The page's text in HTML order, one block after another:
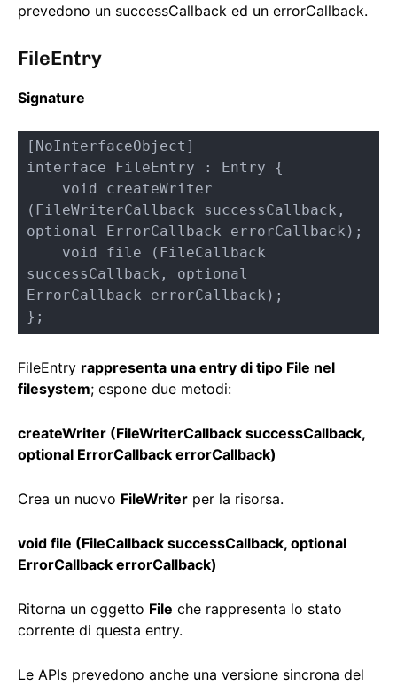
prevedono un successCallback ed un errorCallback.
FileEntry
Signature
[NoInterfaceObject]
interface FileEntry : Entry {
(FileWriterCallback successCallback,
optional ErrorCallback errorCallback);
successCallback, optional
ErrorCallback errorCallback);
};
FileEntry rappresenta una entry di tipo File nel
filesystem; espone due metodi:
createWriter (FileWriterCallback successCallback,
optional ErrorCallback errorCallback)
Crea un nuovo FileWriter per la risorsa.
void file (FileCallback successCallback, optional
ErrorCallback errorCallback)
Ritorna un oggetto File che rappresenta lo stato
corrente di questa entry.
Le APIs prevedono anche una versione sincrona del